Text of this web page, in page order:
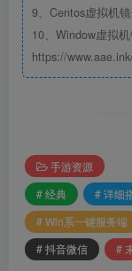
9、Centos虚拟机
10、Window虚拟
https://
手游资源
# 经典
# 详细
# Win系一键服务端
# 抖音微信
#